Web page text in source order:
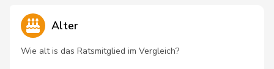
Alter
Wie alt is das Ratsmitglied im Vergleich?